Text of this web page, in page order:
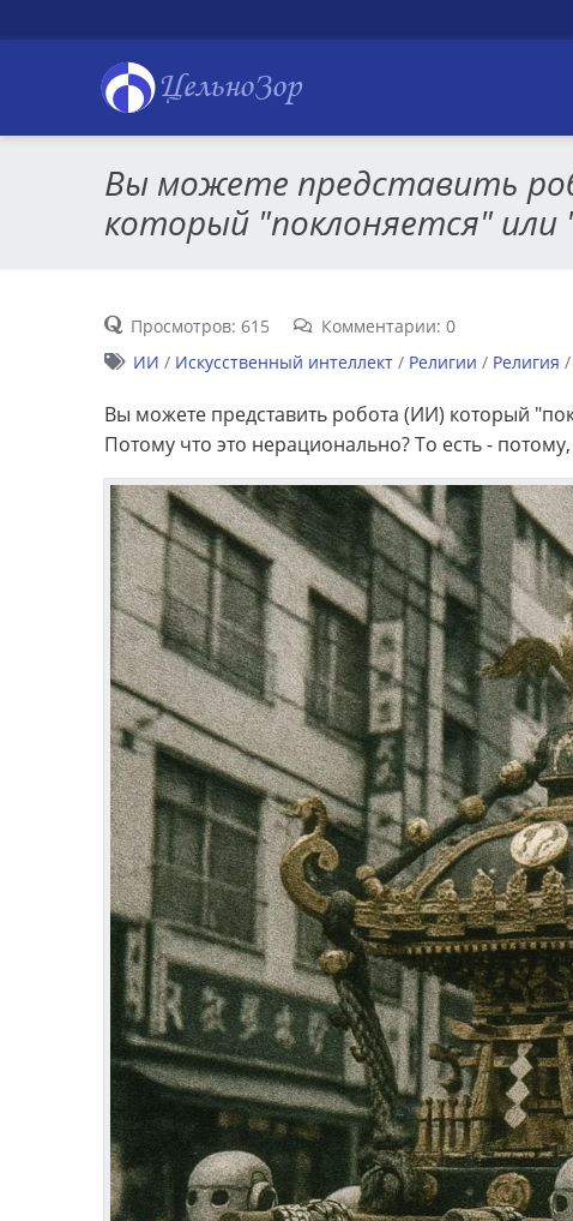
ЦельноЗор
Вы можете представить
который "поклоняется" или
Просмотров: 615 Комментарии: 0
ИИ / Искусственный интеллект/ Религии / Религия /
Вы можете представить робота (ИИ) который
Потому что это нерационально? То есть -